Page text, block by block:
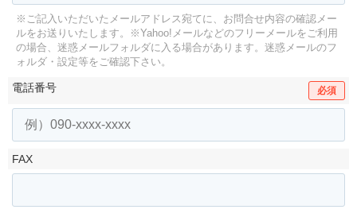
※ご記入いただいたメールアドレス宛てに、お問合せ内容の確認メー
ルをお送りいたします。
※Yahoo!メールなどのフリーメールをご利用
の場合、迷惑メールフォルダに入る場合があります。 迷惑メールのフ
ォルダ・設定等をご確認下さい。
電話番号 必須
FAX